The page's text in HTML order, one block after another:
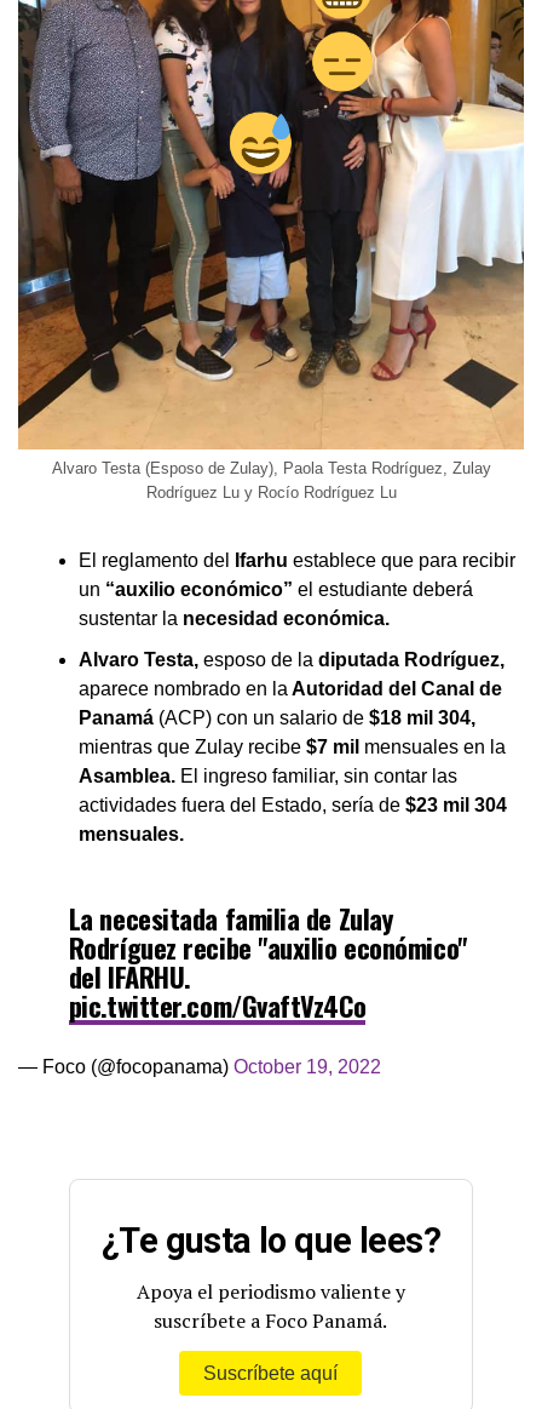
Alvaro Testa (Esposo de Zulay), Paola Testa Rodríguez, Zulay
Rodríguez Lu y Rocío Rodríguez Lu
El reglamento del Ifarhu establece que para recibir
un “auxilio económico” el estudiante deberá
sustentar la necesidad económica.
Alvaro Testa, esposo de la diputada Rodríguez,
aparece nombrado en la Autoridad del Canal de
Panamá (ACP) con un salario de $18 mil 304,
mientras que Zulay recibe $7 mil mensuales en la
Asamblea. El ingreso familiar, sin contar las
actividades fuera del Estado, sería de $23 mil 304
mensuales.
La necesitada familia de Zulay
Rodríguez recibe "auxilio económico"
del IFARHU.
pic.twitter.com/GvaftVz4Co
— Foco (@focopanama) October 19, 2022
¿Te gusta lo que lees?
Apoya el periodismo valiente y
suscríbete a Foco Panamá.
Suscríbete aquí